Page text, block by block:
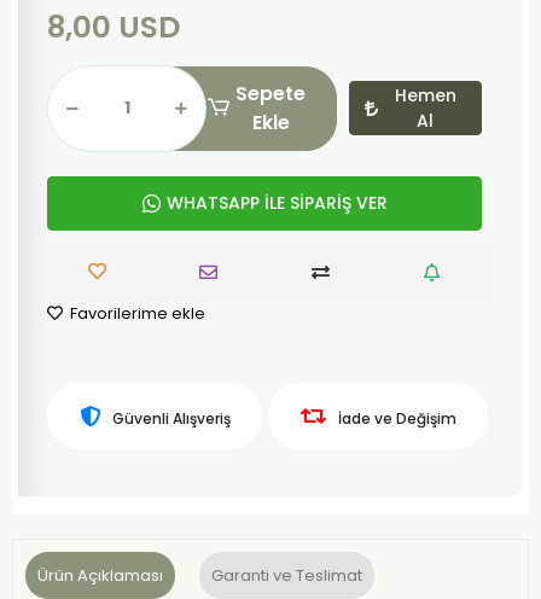
8,00 USD
Sepete
Ekle
Hemen
Al
WHATSAPP İLE SİPARİŞ VER
Favorilerime ekle
Güvenli Alışveriş İade ve Değişim
Ürün Açıklaması Garanti ve Teslimat